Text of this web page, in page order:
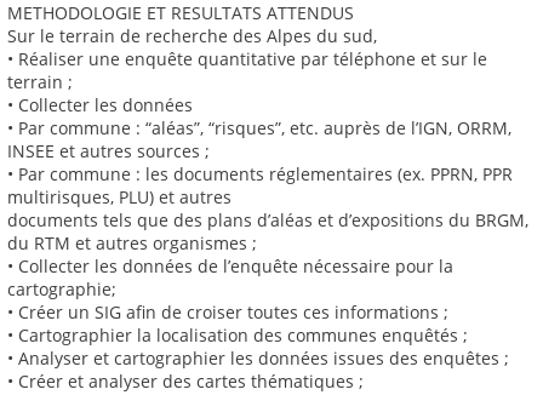
METHODOLOGIE ET RESULTATS ATTENDUS
Sur le terrain de recherche des Alpes du sud,
• Réaliser une enquête quantitative par téléphone et sur le
terrain ;
• Collecter les données
• Par commune : “aléas”, “risques”, etc. auprès de l’IGN, ORRM,
INSEE et autres sources ;
• Par commune : les documents réglementaires (ex. PPRN, PPR
multirisques, PLU) et autres
documents tels que des plans d’aléas et d’expositions du BRGM,
du RTM et autres organismes ;
• Collecter les données de l’enquête nécessaire pour la
cartographie;
• Créer un SIG afin de croiser toutes ces informations ;
• Cartographier la localisation des communes enquêtés ;
• Analyser et cartographier les données issues des enquêtes ;
• Créer et analyser des cartes thématiques ;